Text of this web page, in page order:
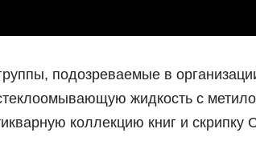
подозреваемые в
жидкость с
коллекцию книг и скрипку